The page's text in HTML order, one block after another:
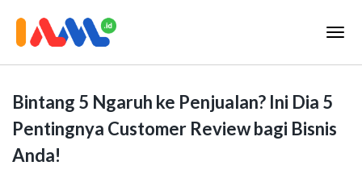
Bintang 5 Ngaruh ke Penjualan? Ini Dia 5
Pentingnya Customer Review bagi Bisnis
Anda!